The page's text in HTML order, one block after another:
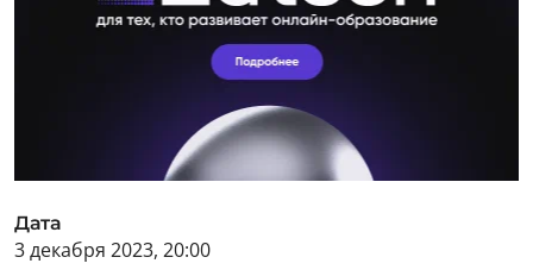
Дата
3 декабря 2023, 20:00